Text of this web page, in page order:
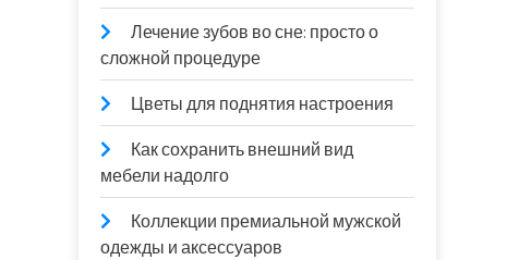
Лечение зубов во сне: просто о
сложной процедуре
Цветы для поднятия настроения
Как сохранить внешний вид
мебели надолго
Коллекции премиальной мужской
одежды и аксессуаров